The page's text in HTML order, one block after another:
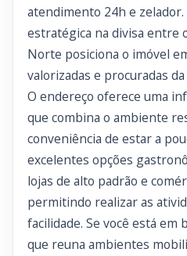
atendimento 24h e zelador.
estratégica na divisa entre
Norte posiciona o imóvel
valorizadas e procuradas da
O endereço oferece uma
que combina o ambiente
conveniência de estar a
excelentes opções
lojas de alto padrão e
permitindo realizar as
facilidade. Se você está em
que reuna ambientes